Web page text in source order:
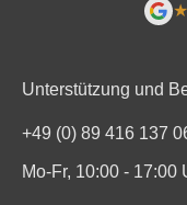
Unterstützung und
+49 (0) 89 416 137
Mo-Fr, 10:00 - 17:00
★